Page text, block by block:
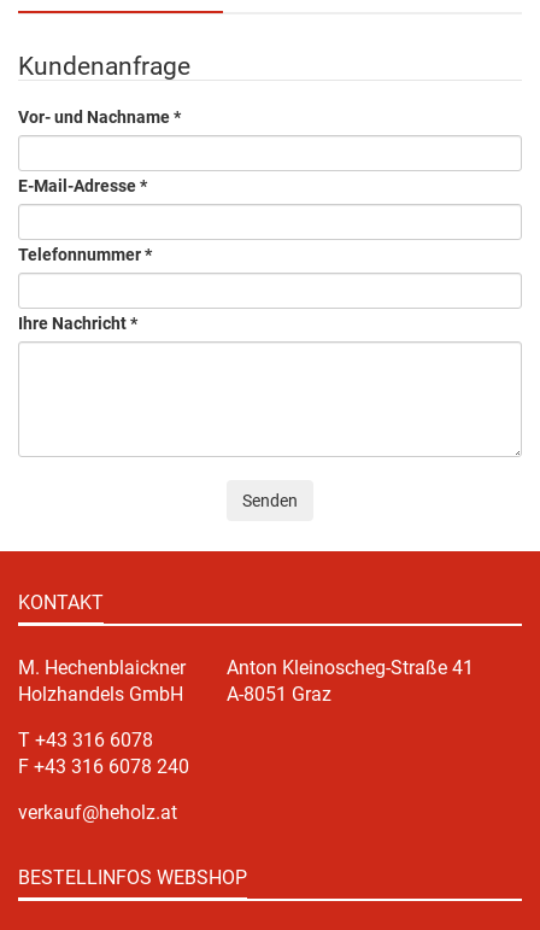
Kundenanfrage
Vor- und Nachname*
E-Mail-Adresse*
Telefonnummer*
Ihre Nachricht*
Senden
KONTAKT
M. Hechenblaickner
Holzhandels GmbH
Anton Kleinoscheg-Straße 41
A-8051 Graz
T +43 316 6078
F +43 316 6078 240
verkauf@heholz.at
BESTELLINFOS WEBSHOP